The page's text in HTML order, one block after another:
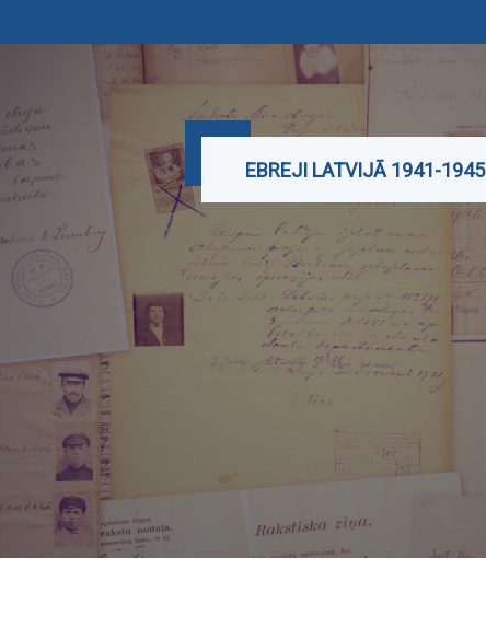
EBREJI LATVIJĀ 1941-1945